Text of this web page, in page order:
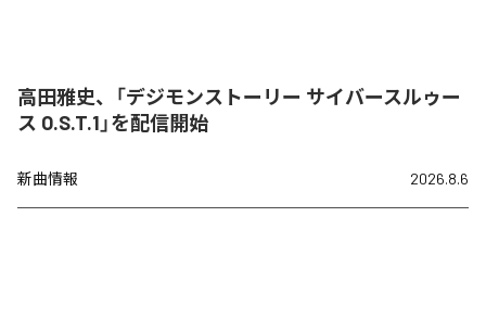
高田雅史、「デジモンストーリー サイバースルゥー
ス O.S.T.1」を配信開始
新曲情報 2026.8.6